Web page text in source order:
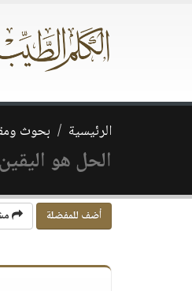
الرئيسية بحوث
الحل هو اليقين
أضف للمفضلة